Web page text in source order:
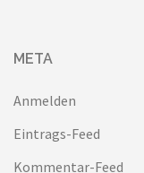
META
Anmelden
Eintrags-Feed
Kommentar-Feed